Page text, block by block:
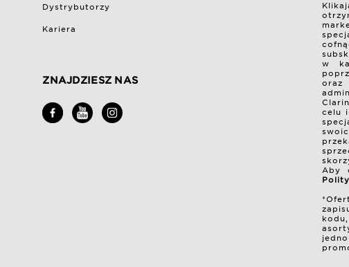
Dystrybutorzy
Kariera
ZNAJDZIESZ NAS
w
oraz
celu
Aby